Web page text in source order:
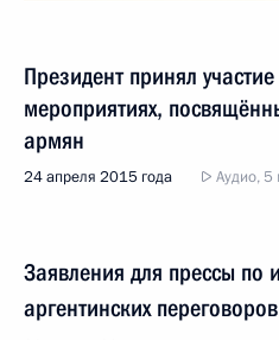
Президент принял
мероприятиях,
армян
24 апреля 2015 года Аудио, 5
Заявления для прессы по
аргентинских переговоров